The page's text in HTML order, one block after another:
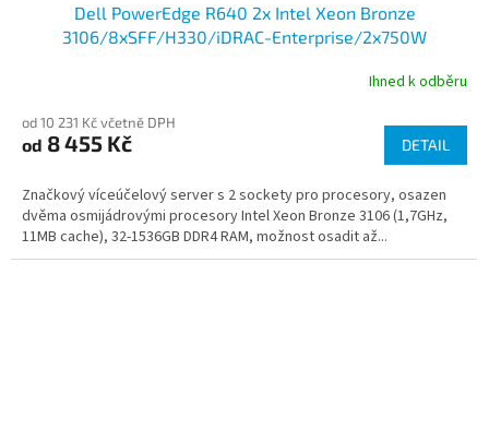
Dell PowerEdge R640 2x Intel Xeon Bronze
3106/8xSFF/H330/iDRAC-Enterprise/2x750W
Ihned k odběru
od 10 231 Kč včetně DPH
od 8 455 Kč DETAIL
Značkový víceúčelový server s 2 sockety pro procesory, osazen
dvěma osmijádrovými procesory Intel Xeon Bronze 3106 (1,7GHz,
11MB cache), 32-1536GB DDR4 RAM, možnost osadit až...